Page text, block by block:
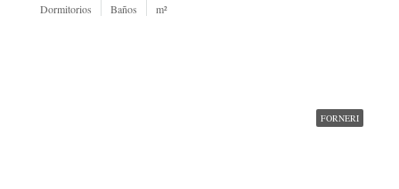
Dormitorios Baños m²
FORNERI